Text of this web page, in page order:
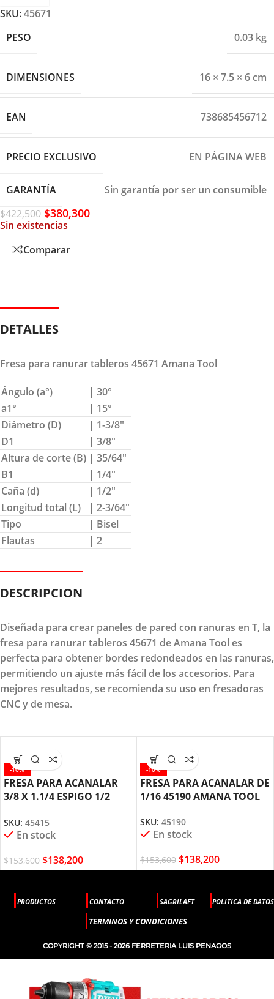
SKU:45671
PESO
0.03 kg
DIMENSIONES 16 × 7.5 × 6 cm
EAN 738685456712
PRECIO EXCLUSIVO EN PÁGINA WEB
GARANTÍA
Sin garantía por ser un consumible
$422,500 $380,300
Sin existencias
Comparar
DETALLES
Fresa para ranurar tableros 45671 Amana Tool
Ángulo (a°)
| 30°
a1°
| 15°
Diámetro (D)
| 1-3/8″
D1
| 3/8″
Altura de corte (B) | 35/64″
B1
| 1/4″
Caña (d)
| 1/2″
Longitud total (L)
| 2-3/64″
Tipo
| Bisel
Flautas
| 2
DESCRIPCION
Diseñada para crear paneles de pared con ranuras en T, la
fresa para ranurar tableros 45671 de Amana Tool es
perfecta para obtener bordes redondeados en las ranuras,
permitiendo un ajuste más fácil de los accesorios. Para
mejores resultados, se recomienda su uso en fresadoras
CNC y de mesa.
-10%
FRESA PARA ACANALAR
3/8 X 1.1/4 ESPIGO 1/2
SKU: 45415
En stock
$153,600 $138,200
-10%
FRESA PARA ACANALAR DE
1/16 45190 AMANA TOOL
SKU: 45190
En stock
$153,600 $138,200
PRODUCTOS CONTACTO SAGRILAFT POLITICA DE DATOS
TERMINOS Y CONDICIONES
COPYRIGHT © 2015 - 2026 FERRETERIA LUIS PENAGOS